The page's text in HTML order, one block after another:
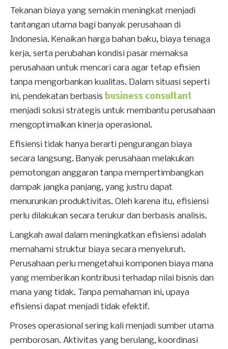
Tekanan biaya yang semakin meningkat menjadi
tantangan utama bagi banyak perusahaan di
Indonesia. Kenaikan harga bahan baku, biaya tenaga
kerja, serta perubahan kondisi pasar memaksa
perusahaan untuk mencari cara agar tetap efisien
tanpa mengorbankan kualitas. Dalam situasi seperti
ini, pendekatan berbasis business consultant
menjadi solusi strategis untuk membantu perusahaan
mengoptimalkan kinerja operasional.
Efisiensi tidak hanya berarti pengurangan biaya
secara langsung. Banyak perusahaan melakukan
pemotongan anggaran tanpa mempertimbangkan
dampak jangka panjang, yang justru dapat
menurunkan produktivitas. Oleh karena itu, efisiensi
perlu dilakukan secara terukur dan berbasis analisis.
Langkah awal dalam meningkatkan efisiensi adalah
memahami struktur biaya secara menyeluruh.
Perusahaan perlu mengetahui komponen biaya mana
yang memberikan kontribusi terhadap nilai bisnis dan
mana yang tidak. Tanpa pemahaman ini, upaya
efisiensi dapat menjadi tidak efektif.
Proses operasional sering kali menjadi sumber utama
pemborosan. Aktivitas yang berulang, koordinasi